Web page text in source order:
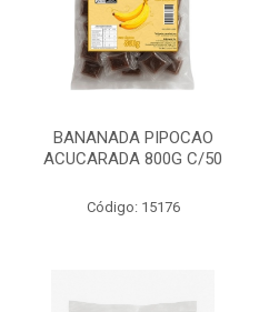
BANANADA PIPOCAO
ACUCARADA 800G C/50
Código: 15176